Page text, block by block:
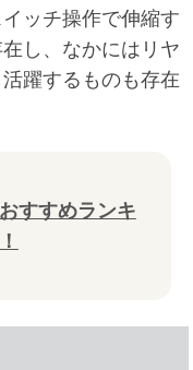
ッチ操作で伸縮す
し、なかにはリヤ
躍するものも存在
すすめランキ